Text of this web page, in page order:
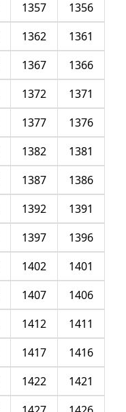
1356
1357
1361
1362
1366
1367
1371
1372
1376
1377
1381
1382
1386
1387
1391
1392
1396
1397
1401
1402
1406
1407
1411
1412
1416
1417
1421
1422